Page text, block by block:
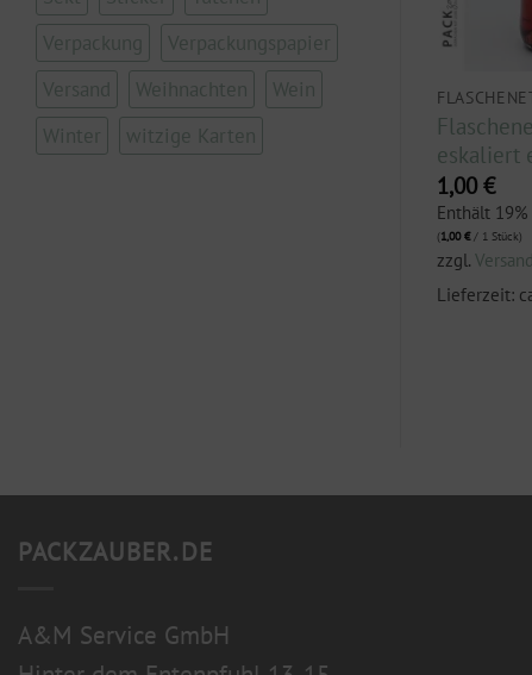
Verpackung
Verpackungspapier
Versand
Weihnachten
Wein
Winter
witzige Karten
eskaliert
1,00 €
Enthält
(1,00€/ 1 Stück)
zzgl. Versand
Lieferzeit:
„Ich will
FLASCHENETIKETTEN
Flaschenetikett „Ich geb
mir die Kante Tante“
PACKZAUBER.DE
A&M Service GmbH